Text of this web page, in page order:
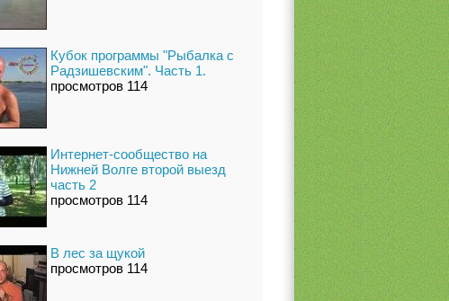
Кубок программы "Рыбалка с
Радзишевским". Часть 1.
просмотров 114
Интернет-сообщество на
Нижней Волге второй выезд
часть 2
просмотров 114
В лес за щукой
просмотров 114